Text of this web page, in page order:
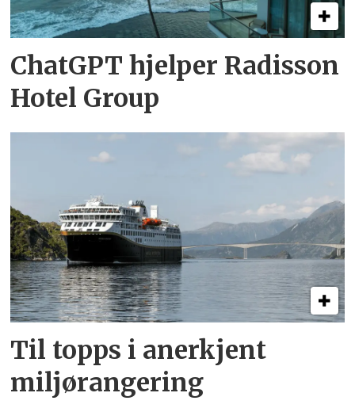
ChatGPT hjelper Radisson
Hotel Group
Til topps i anerkjent
miljørangering